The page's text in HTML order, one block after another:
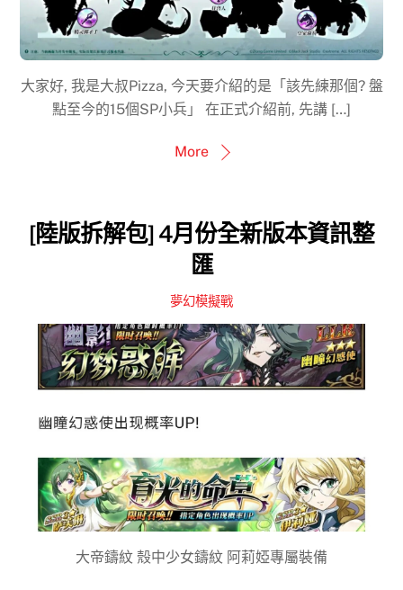
大家好, 我是大叔Pizza, 今天要介紹的是「該先練那個? 盤
點至今的15個SP小兵」 在正式介紹前, 先講 […]
More
[陸版拆解包] 4月份全新版本資訊整
匯
夢幻模擬戰
大帝鑄紋 殼中少女鑄紋 阿莉婭專屬裝備